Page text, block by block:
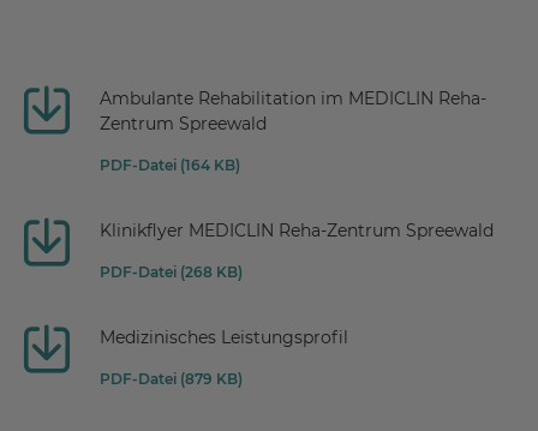
Ambulante Rehabilitation im MEDICLIN Reha-
Zentrum Spreewald
PDF-Datei (164 KB)
Klinikflyer MEDICLIN Reha-Zentrum Spreewald
PDF-Datei (268 KB)
Medizinisches Leistungsprofil
PDF-Datei (879 KB)